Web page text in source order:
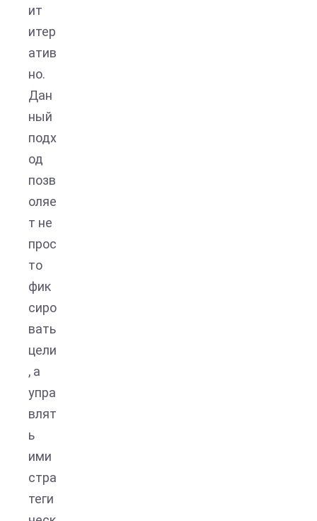
ит
итер
атив
но.
Дан
ный
подх
од
позв
оляе
т не
прос
то
фик
сиро
вать
цели
, а
упра
влят
ь
ими
стра
теги